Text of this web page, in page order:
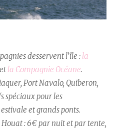
desservent l’île : la
etla Compagnie Océane.
Port Navalo, Quiberon,
spéciaux pour les
et grands ponts.
: 6€ par nuit et par tente,